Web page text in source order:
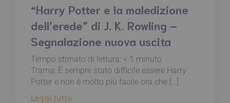
“Harry Potter e la maledizione
dell’erede” di J. K. Rowling –
Segnalazione nuova uscita
Tempo stimato di lettura: < 1 minuto
Trama: È sempre stato difficile essere Harry
Potter e non è molto più facile ora che […]
Leggi tutto